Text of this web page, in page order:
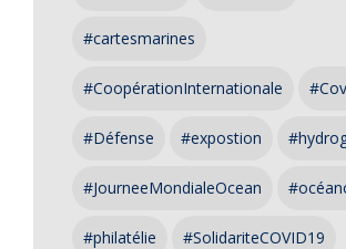
#cartesmarines
#CoopérationInternationale
#Défense #expostion
#JourneeMondialeOcean
#philatélie #SolidariteCOVID19